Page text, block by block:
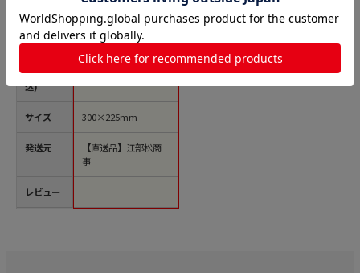
商品名
価格(税
込)
サイズ
発送元
レビュー
まんまる目玉焼リン
グ6個焼用 カバー
（大・小兼用） 1個
（ご注文単位1個）
￥14,520
300×225mm
【直送品】江部松商
事